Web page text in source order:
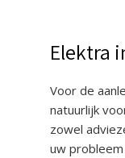
Elektra
Voor de
natuurlijk
zowel
uw